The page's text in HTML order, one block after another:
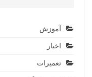
آموزش
اخبار
تعمیرات